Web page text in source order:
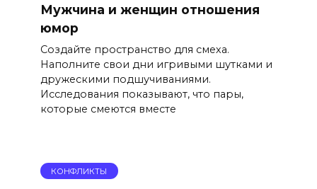
Мужчина и женщин отношения
юмор
Создайте пространство для смеха.
Наполните свои дни игривыми шутками и
дружескими подшучиваниями.
Исследования показывают, что пары,
которые смеются вместе
КОНФЛИКТЫ